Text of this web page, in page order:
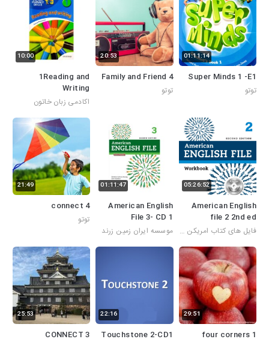
01:11:14
Super Minds 1 -E1
توتو
20:53
Family and Friend 4
توتو
10:00
1Reading and
Writing
اکادمی زبان خاتون
05:26:52
American English
file 2 2nd ed
فایل های کتاب امریکن انگلیش فایل
01:11:47
American English
File 3- CD 1
موسسه ایران زمین زرند
21:49
connect 4
توتو
29:51
four corners 1
22:16
Touchstone 2-CD1
25:53
CONNECT 3